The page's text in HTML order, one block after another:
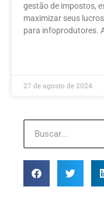
gestão de impostos,
maximizar seus
para infoprodutores.
27 de agosto de 2024